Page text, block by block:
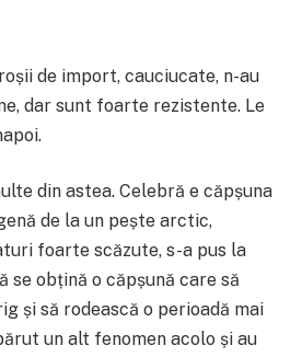
de import, cauciucate, n-au
dar sunt foarte rezistente. Le
din astea. Celebră e căpșuna
de la un pește arctic,
foarte scăzute, s-a pus la
se obțină o căpșună care să
și să rodească o perioadă mai
un alt fenomen acolo și au